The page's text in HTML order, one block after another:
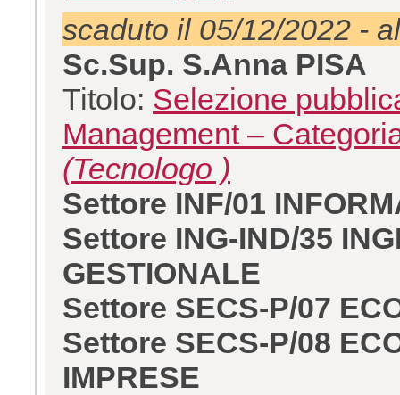
scaduto il 05/12/2022 -
Sc.Sup. S.Anna PISA
Titolo: Selezione
Management –
(Tecnologo )
Settore INF/01
Settore ING-IND/35
GESTIONALE
Settore SECS-P/07
Settore SECS-P/08
IMPRESE